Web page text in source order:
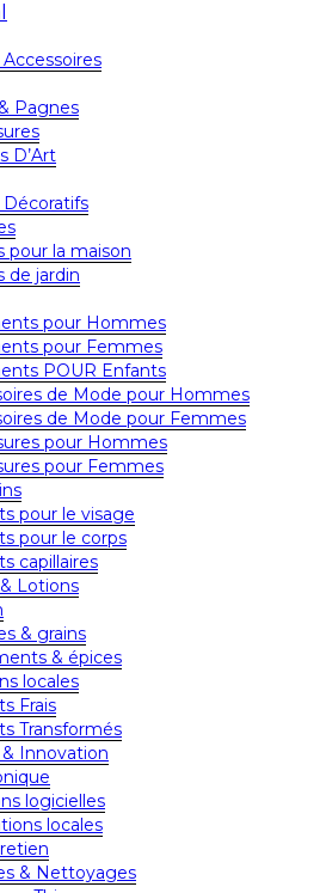
Accessoires
Pagnes
D’Art
pour la maison
de jardin
pour Hommes
pour Femmes
POUR Enfants
de Mode pour Hommes
de Mode pour Femmes
pour Hommes
pour Femmes
pour le visage
pour le corps
capillaires
Lotions
& grains
& épices
locales
Frais
Transformés
Innovation
logicielles
locales
& Nettoyages